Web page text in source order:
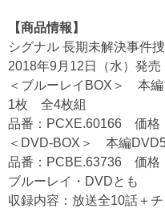
【商品情報】
シグナル 長期未解決事件
2018年9月12日（水）発
＜ブルーレイBOX＞ 本編
1枚 全4枚組
品番：PCXE.60166 価格
＜DVD-BOX＞ 本編
品番：PCBE.63736 価格
ブルーレイ・DVDとも
収録内容：放送全10話＋